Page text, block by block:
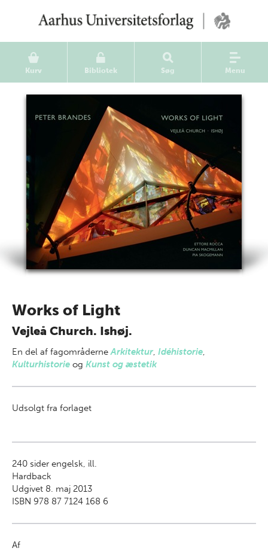
Kurv Bibliotek Søg Menu
Works of Light
Vejleå Church. Ishøj.
En del af fagområderneArkitektur, Idéhistorie,
Kulturhistorie og Kunst og æstetik
Udsolgt fra forlaget
240 sider engelsk, ill.
Hardback
Udgivet 8. maj 2013
ISBN 978 87 7124 168 6
Af